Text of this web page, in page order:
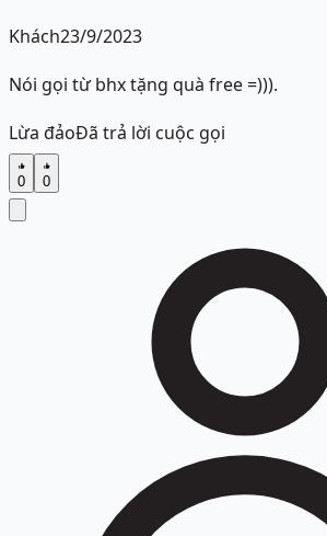
Khách23/9/2023
Nói gọi từ bhx tặng quà free =))).
Lừa đảoĐã trả lời cuộc gọi
0 0